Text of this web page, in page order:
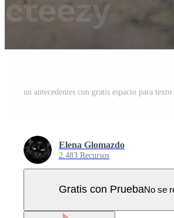
Elena Glomazdo
2.483 Recursos
Gratis con PruebaNo se